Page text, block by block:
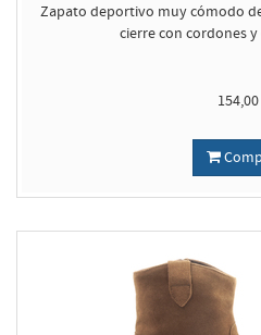
Zapato deportivo muy cómodo
cierre con cordones